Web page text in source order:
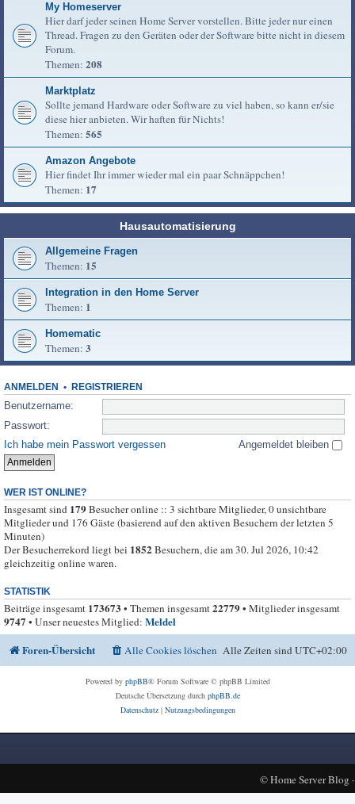
My Homeserver
Hier darf jeder seinen Home Server vorstellen. Bitte jeder nur einen
Thread. Fragen zu den Geräten oder der Software bitte nicht in diesem
Forum.
Themen: 208
Marktplatz
Sollte jemand Hardware oder Software zu viel haben, so kann er/sie
diese hier anbieten. Wir haften für Nichts!
Themen: 565
Amazon Angebote
Hier findet Ihr immer wieder mal ein paar Schnäppchen!
Themen: 17
Hausautomatisierung
Allgemeine Fragen
Themen: 15
Integration in den Home Server
Themen: 1
Homematic
Themen: 3
ANMELDEN • REGISTRIEREN
Benutzername:
Passwort:
Ich habe mein Passwort vergessen
Angemeldet bleiben
WER IST ONLINE?
Insgesamt sind 179Besucher online :: 3 sichtbare Mitglieder, 0 unsichtbare
Mitglieder und 176 Gäste (basierend auf den aktiven Besuchern der letzten 5
Minuten)
Der Besucherrekord liegt bei 1852Besuchern, die am 30. Jul 2026, 10:42
gleichzeitig online waren.
STATISTIK
Beiträge insgesamt 173673 • Themen insgesamt22779• Mitglieder insgesamt
9747• Unser neuestes Mitglied: Meldel
Foren-Übersicht
Alle Zeiten sindUTC+02:00
Alle Cookies löschen
Powered by phpBB® Forum Software © phpBB Limited
Deutsche Übersetzung durch phpBB.de
Datenschutz| Nutzungsbedingungen
©Home Server Blog